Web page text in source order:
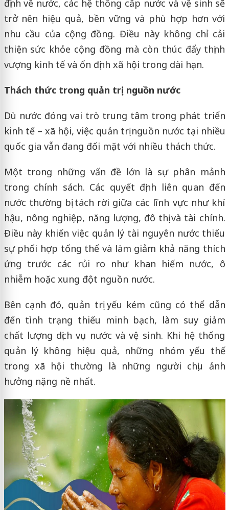
định về nước, các hệ thống cấp nước và vệ sinh sẽ
trở nên hiệu quả, bền vững và phù hợp hơn với
nhu cầu của cộng đồng. Điều này không chỉ cải
thiện sức khỏe cộng đồng mà còn thúc đẩy thịnh
vượng kinh tế và ổn định xã hội trong dài hạn.
Thách thức trong quản trị nguồn nước
Dù nước đóng vai trò trung tâm trong phát triển
kinh tế – xã hội, việc quản trị nguồn nước tại nhiều
quốc gia vẫn đang đối mặt với nhiều thách thức.
Một trong những vấn đề lớn là sự phân mảnh
trong chính sách. Các quyết định liên quan đến
nước thường bị tách rời giữa các lĩnh vực như khí
hậu, nông nghiệp, năng lượng, đô thị và tài chính.
Điều này khiến việc quản lý tài nguyên nước thiếu
sự phối hợp tổng thể và làm giảm khả năng thích
ứng trước các rủi ro như khan hiếm nước, ô
nhiễm hoặc xung đột nguồn nước.
Bên cạnh đó, quản trị yếu kém cũng có thể dẫn
đến tình trạng thiếu minh bạch, làm suy giảm
chất lượng dịch vụ nước và vệ sinh. Khi hệ thống
quản lý không hiệu quả, những nhóm yếu thế
trong xã hội thường là những người chịu ảnh
hưởng nặng nề nhất.